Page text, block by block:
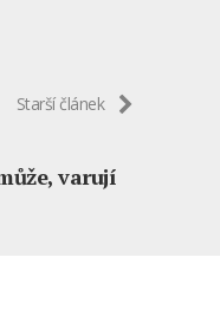
Starší článek
varují